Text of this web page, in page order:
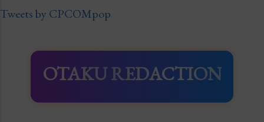
Tweets by CPCOMpop
OTAKU REDACTION